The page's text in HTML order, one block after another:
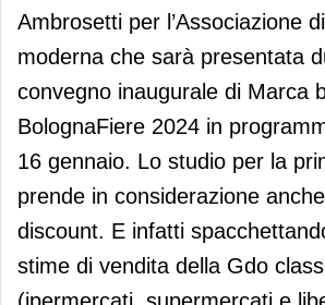
Ambrosetti per l’Associazione
moderna che sarà presentata
convegno inaugurale di Marca
BolognaFiere 2024 in
16 gennaio. Lo studio per la
prende in considerazione
discount. E infatti
stime di vendita della Gdo
(ipermercati, supermercati e